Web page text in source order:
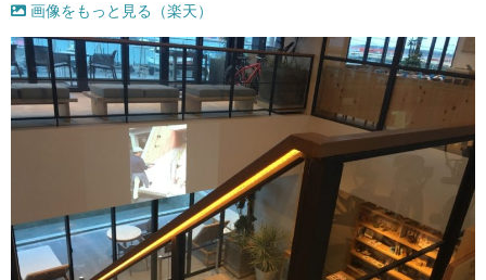
画像をもっと見る（楽天）